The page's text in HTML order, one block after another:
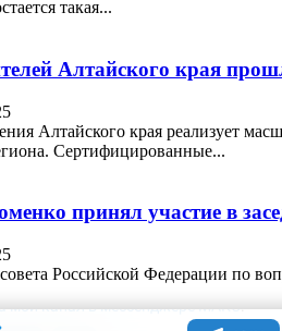
такая...
Алтайского края
Алтайского края реализует
Сертифицированные...
принял участие в
Российской Федерации по